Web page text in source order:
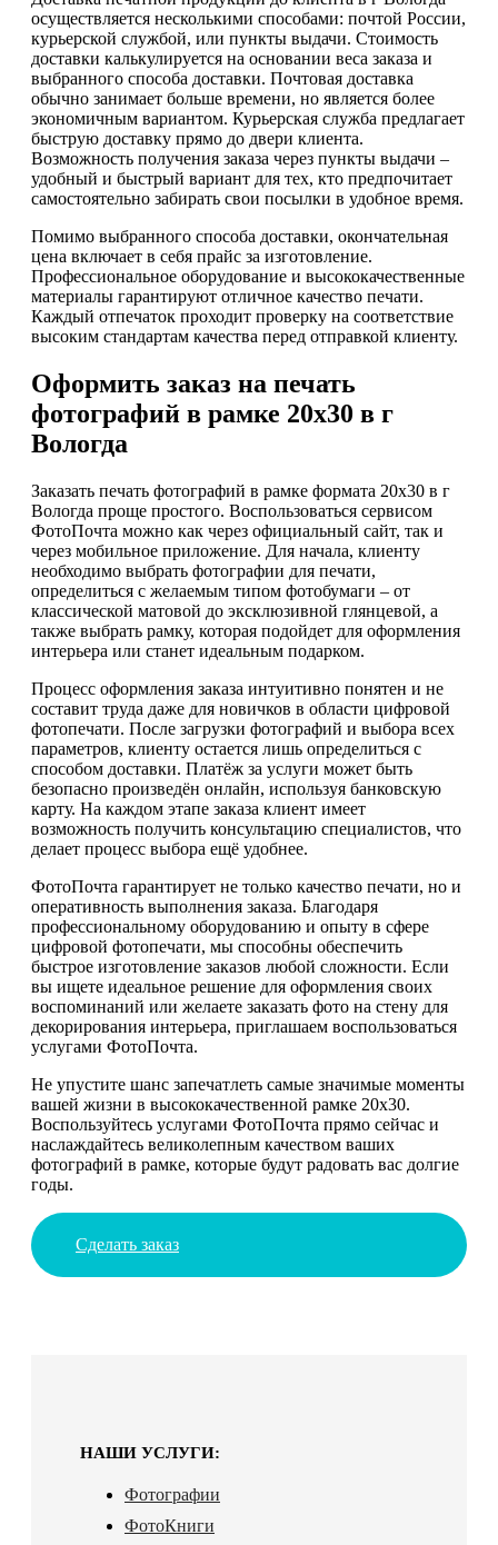
осуществляется несколькими способами: почтой России,
курьерской службой, или пункты выдачи. Стоимость
доставки калькулируется на основании веса заказа и
выбранного способа доставки. Почтовая доставка
обычно занимает больше времени, но является более
экономичным вариантом. Курьерская служба предлагает
быструю доставку прямо до двери клиента.
Возможность получения заказа через пункты выдачи –
удобный и быстрый вариант для тех, кто предпочитает
самостоятельно забирать свои посылки в удобное время.
Помимо выбранного способа доставки, окончательная
цена включает в себя прайс за изготовление.
Профессиональное оборудование и высококачественные
материалы гарантируют отличное качество печати.
Каждый отпечаток проходит проверку на соответствие
высоким стандартам качества перед отправкой клиенту.
Оформить заказ на печать
фотографий в рамке 20х30 в г
Вологда
Заказать печать фотографий в рамке формата 20х30 в г
Вологда проще простого. Воспользоваться сервисом
ФотоПочта можно как через официальный сайт, так и
через мобильное приложение. Для начала, клиенту
необходимо выбрать фотографии для печати,
определиться с желаемым типом фотобумаги – от
классической матовой до эксклюзивной глянцевой, а
также выбрать рамку, которая подойдет для оформления
интерьера или станет идеальным подарком.
Процесс оформления заказа интуитивно понятен и не
составит труда даже для новичков в области цифровой
фотопечати. После загрузки фотографий и выбора всех
параметров, клиенту остается лишь определиться с
способом доставки. Платёж за услуги может быть
безопасно произведён онлайн, используя банковскую
карту. На каждом этапе заказа клиент имеет
возможность получить консультацию специалистов, что
делает процесс выбора ещё удобнее.
ФотоПочта гарантирует не только качество печати, но и
оперативность выполнения заказа. Благодаря
профессиональному оборудованию и опыту в сфере
цифровой фотопечати, мы способны обеспечить
быстрое изготовление заказов любой сложности. Если
вы ищете идеальное решение для оформления своих
воспоминаний или желаете заказать фото на стену для
декорирования интерьера, приглашаем воспользоваться
услугами ФотоПочта.
Не упустите шанс запечатлеть самые значимые моменты
вашей жизни в высококачественной рамке 20х30.
Воспользуйтесь услугами ФотоПочта прямо сейчас и
наслаждайтесь великолепным качеством ваших
фотографий в рамке, которые будут радовать вас долгие
годы.
Сделать заказ
НАШИ УСЛУГИ:
Фотографии
ФотоКниги